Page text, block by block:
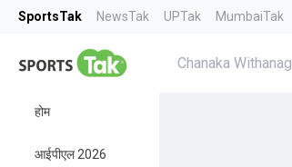
SportsTak NewsTak UPTak MumbaiTak
होम
आईपीएल 2026
Chanaka